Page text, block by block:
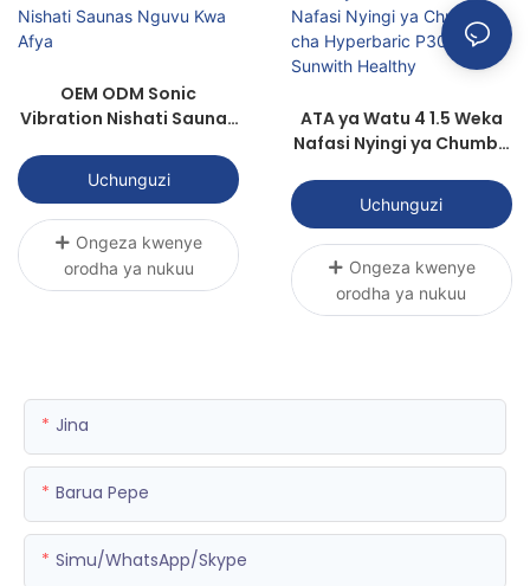
OEM ODM Sonic
Vibration Nishati Saunas
Uchunguzi
Ongeza kwenye
orodha ya nukuu
ATA ya Watu 4 1.5 Weka
Nafasi Nyingi ya Chumba
4 | Sunwith Healthy
Uchunguzi
Ongeza kwenye
orodha ya nukuu
Jina
Barua Pepe
Simu/WhatsApp/Skype